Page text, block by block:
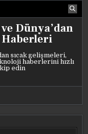
Dünya’dan
Haberleri
sıcak gelişmeleri,
haberlerini hızlı
edin